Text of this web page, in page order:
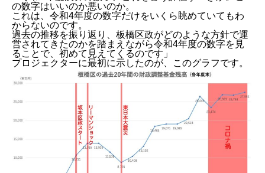
の数字はいいのか悪いのか。
これは、令和4年度の数字だけをいくら眺めていてもわ
からないのです。
過去の推移を振り返り、板橋区政がどのような方針で運
営されてきたのかを踏まえながら令和4年度の数字を見
ることで、初めて見えてくるのです」
プロジェクターに最初に示したのが、このグラフです。